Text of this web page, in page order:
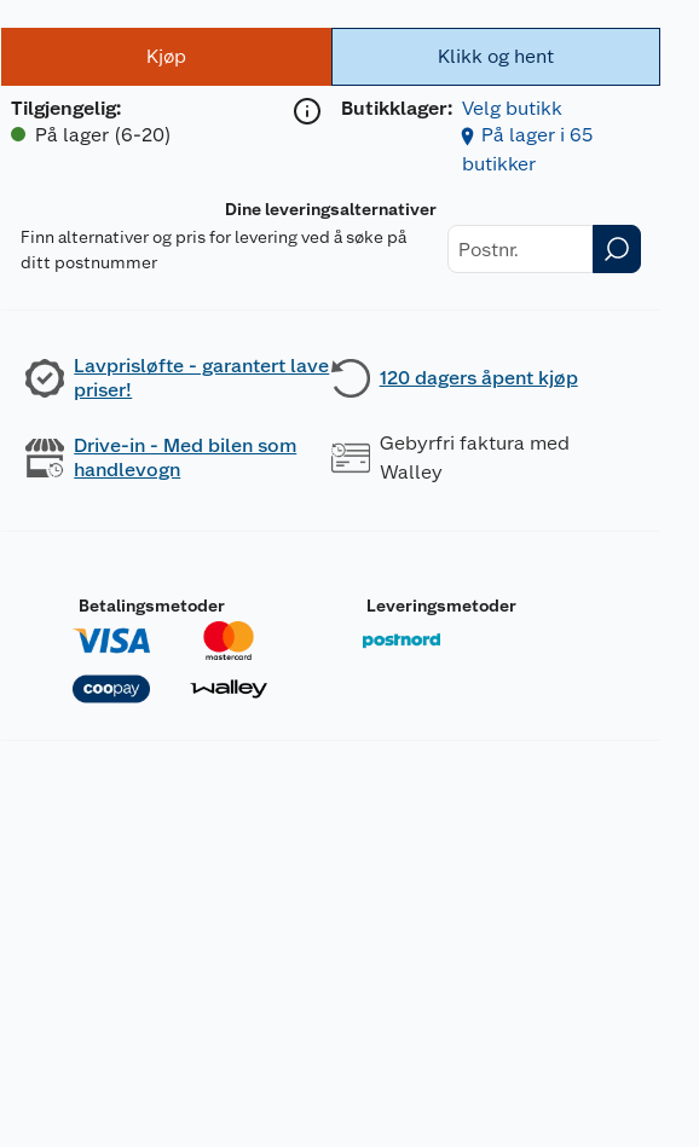
Kjøp
Tilgjengelig:
På lager (6-20)
Klikk og hent
Butikklager: Velg butikk
På lager i 65
butikker
Dine leveringsalternativer
Finn alternativer og pris for levering ved å søke på
ditt postnummer
Lavprisløfte - garantert lave
priser!
120 dagers åpent kjøp
Drive-in - Med bilen som
handlevogn
Gebyrfri faktura med
Walley
Betalingsmetoder Leveringsmetoder